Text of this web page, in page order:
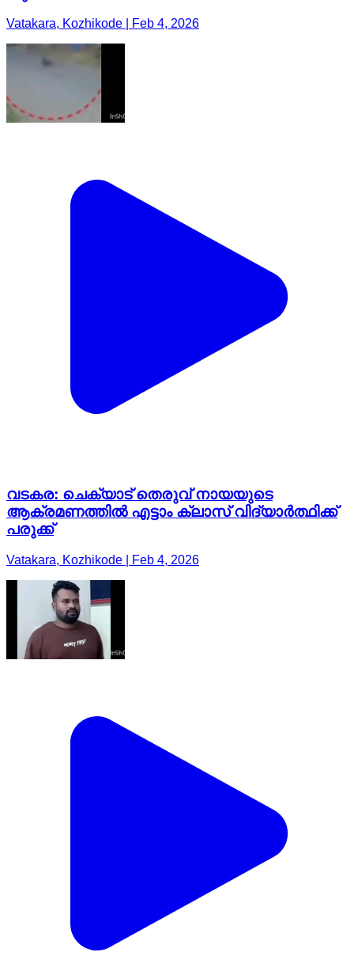
Vatakara, Kozhikode | Feb 4, 2026
വടകര: ചെക്യാട് തെരുവ് നായയുടെ
ആക്രമണത്തിൽ എട്ടാം ക്ലാസ് വിദ്യാർത്ഥിക്ക്
പരുക്ക്
Vatakara, Kozhikode | Feb 4, 2026